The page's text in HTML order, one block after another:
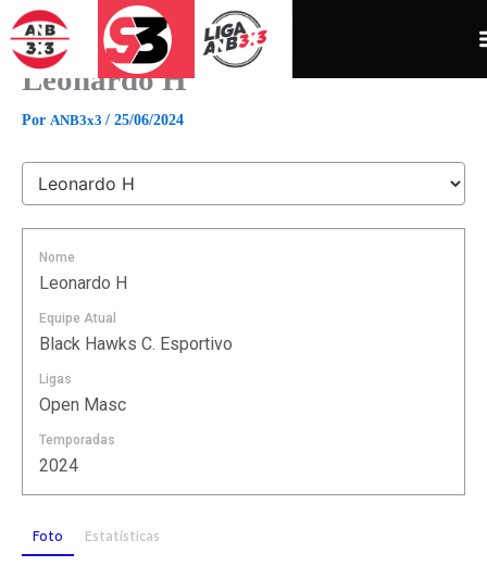
para
conteúdo
Leonardo H
Por ANB3x3 / 25/06/2024
Nome
Leonardo H
Equipe Atual
Black Hawks C. Esportivo
Ligas
Open Masc
Temporadas
2024
Foto Estatísticas